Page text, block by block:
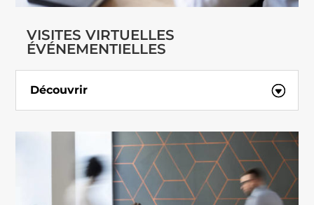
VISITES VIRTUELLES
ÉVÉNEMENTIELLES
Découvrir